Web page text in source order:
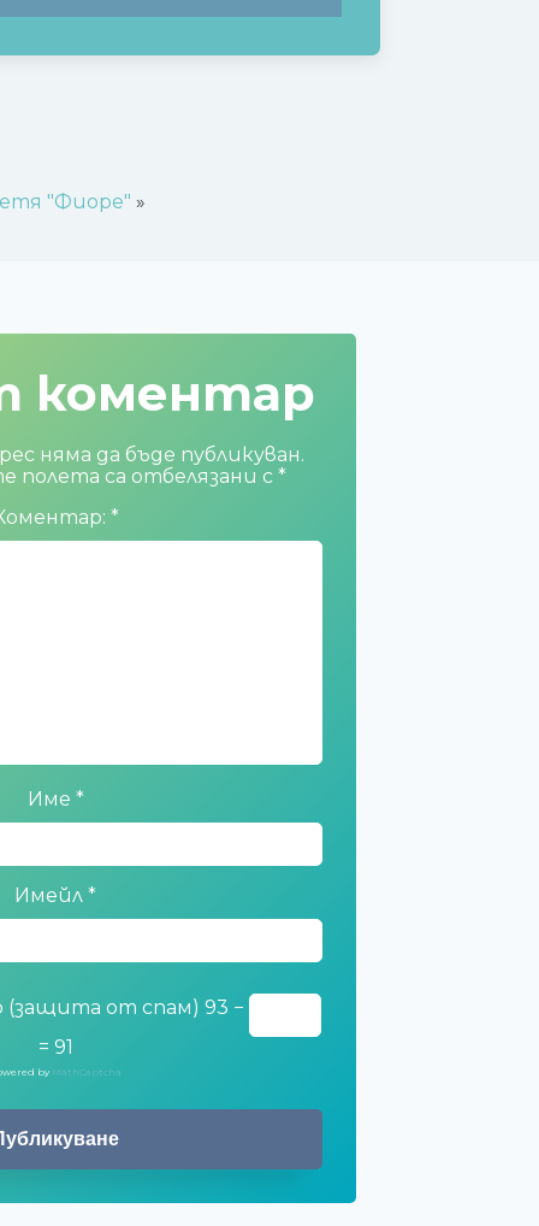
"Фиоре" »
коментар
няма да бъде публикуван.
полета са отбелязани с *
*
Име *
Имейл *
от спам) 93 −
= 91
by MathCaptcha